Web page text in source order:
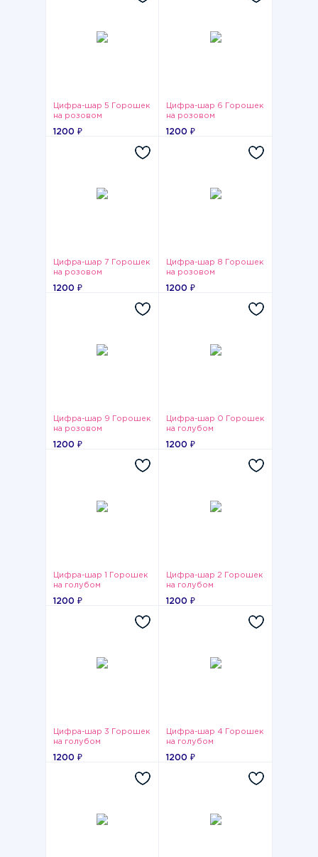
Цифра-шар 5 Горошек
на розовом
1200 ₽
Цифра-шар 6 Горошек
на розовом
1200 ₽
Цифра-шар 7 Горошек
на розовом
1200 ₽
Цифра-шар 8 Горошек
на розовом
1200 ₽
Цифра-шар 9 Горошек
на розовом
1200 ₽
Цифра-шар 0 Горошек
на голубом
1200 ₽
Цифра-шар 1 Горошек
на голубом
1200 ₽
Цифра-шар 2 Горошек
на голубом
1200 ₽
Цифра-шар 3 Горошек
на голубом
1200 ₽
Цифра-шар 4 Горошек
на голубом
1200 ₽